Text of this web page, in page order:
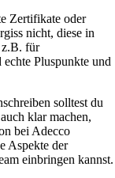
Zertifikate oder
nicht, diese in
z.B. für
Pluspunkte und
solltest du
klar machen,
bei Adecco
Aspekte der
einbringen kannst.